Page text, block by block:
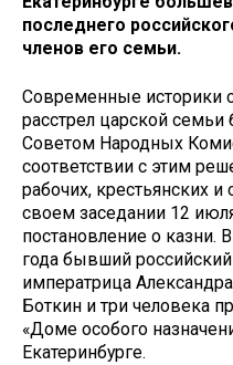
последнего
членов его семьи.
Современные историки
расстрел царской
Советом Народных
соответствии с этим
рабочих, крестьянских и
своем заседании 12
постановление о казни.
года бывший
императрица
Боткин и три человека
«Доме особого
Екатеринбурге.